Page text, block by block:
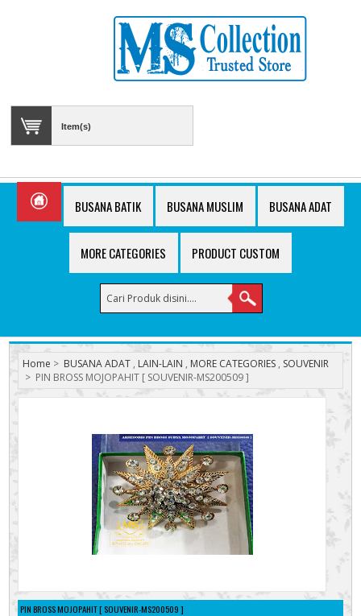
Item(s)
BUSANA BATIK BUSANA MUSLIM BUSANA ADAT
MORE CATEGORIES PRODUCT CUSTOM
Home > BUSANA ADAT , LAIN-LAIN , MORE CATEGORIES , SOUVENIR
> PIN BROSS MOJOPAHIT [ SOUVENIR-MS200509 ]
PIN BROSS MOJOPAHIT [ SOUVENIR-MS200509 ]